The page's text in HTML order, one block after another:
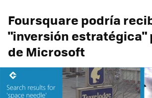
Foursquare podría
"inversión estratégica"
de Microsoft